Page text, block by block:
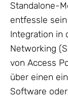
Standalone-
entfessle
Integration in
Networking
von Access
über einen
Software